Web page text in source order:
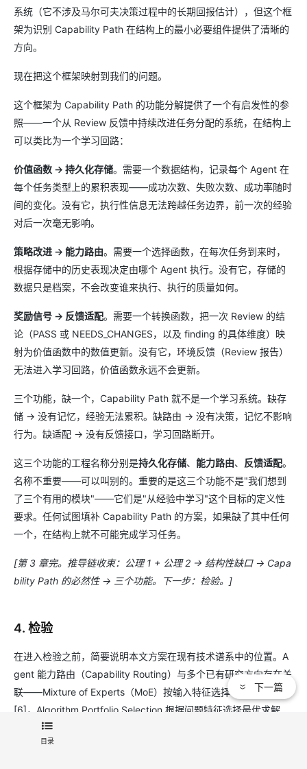
系统（它不涉及马尔可夫决策过程中的长期回报估计），但这个框
架为识别 Capability Path 在结构上的最小必要组件提供了清晰的
方向。
现在把这个框架映射到我们的问题。
这个框架为 Capability Path 的功能分解提供了一个有启发性的参
照——一个从 Review 反馈中持续改进任务分配的系统，在结构上
可以类比为一个学习回路：
价值函数 → 持久化存储。需要一个数据结构，记录每个 Agent 在
每个任务类型上的累积表现——成功次数、失败次数、成功率随时
间的变化。没有它，执行性信息无法跨越任务边界，前一次的经验
对后一次毫无影响。
策略改进 → 能力路由。需要一个选择函数，在每次任务到来时，
根据存储中的历史表现决定由哪个 Agent 执行。没有它，存储的
数据只是档案，不会改变谁来执行、执行的质量如何。
奖励信号 → 反馈适配。需要一个转换函数，把一次 Review 的结
论（PASS 或 NEEDS_CHANGES，以及 finding 的具体维度）映
射为价值函数中的数值更新。没有它，环境反馈（Review 报告）
无法进入学习回路，价值函数永远不会更新。
三个功能，缺一个，Capability Path 就不是一个学习系统。缺存
储 → 没有记忆，经验无法累积。缺路由 → 没有决策，记忆不影响
行为。缺适配 → 没有反馈接口，学习回路断开。
这三个功能的工程名称分别是持久化存储、 能力路由、 反馈适配。
名称不重要——可以叫别的。重要的是这三个功能不是"我们想到
了三个有用的模块"——它们是"从经验中学习"这个目标的定义性
要求。任何试图填补 Capability Path 的方案，如果缺了其中任何
一个，在结构上就不可能完成学习任务。
[第 3 章完。推导链收束：公理 1 + 公理 2 → 结构性缺口 → Capa
bility Path 的必然性 → 三个功能。下一步：检验。]
4. 检验
在进入检验之前，简要说明本文方案在现有技术谱系中的位置。A
gent 能力路由（Capability Routing）与多个已有研究方向存在关
联——Mixture of Experts（MoE）按输入特征选择专家子网络
[6]，Algorithm Portfolio Selection 根据问题特征选择最优求解
器，Meta-Learning 学习"如何学习"以快速适应新任务。这些方向
的共同前提是"不同专家/算法/模型在不同输入上有不同表现"——
目录
下一篇